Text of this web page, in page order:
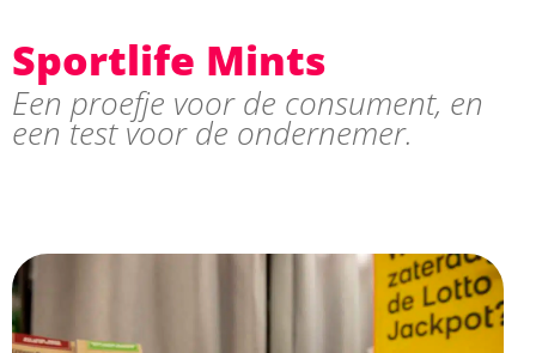
Sportlife Mints
Een proefje voor de consument, en
een test voor de ondernemer.